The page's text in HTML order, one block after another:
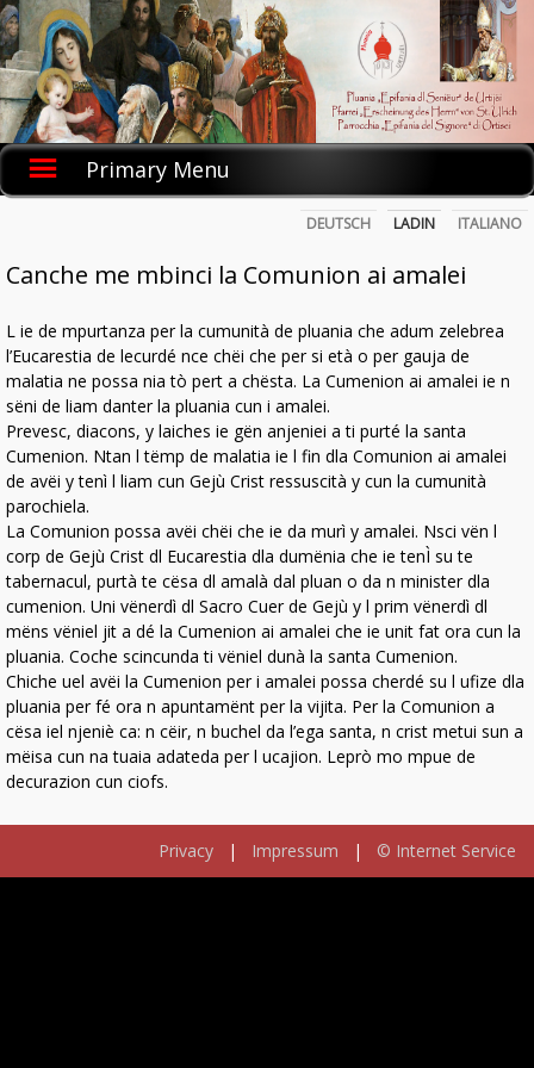
Skip
to
content
Primary Menu
DEUTSCH LADIN ITALIANO
Canche me mbinci la Comunion ai amalei
L ie de mpurtanza per la cumunità de pluania che adum zelebrea
l’Eucarestia de lecurdé nce chëi che per si età o per gauja de
malatia ne possa nia tò pert a chësta. La Cumenion ai amalei ie n
sëni de liam danter la pluania cun i amalei.
Prevesc, diacons, y laiches ie gën anjeniei a ti purté la santa
Cumenion. Ntan l tëmp de malatia ie l fin dla Comunion ai amalei
de avëi y tenì l liam cun Gejù Crist ressuscità y cun la cumunità
parochiela.
La Comunion possa avëi chëi che ie da murì y amalei. Nsci vën l
corp de Gejù Crist dl Eucarestia dla dumënia che ie tenÌ su te
tabernacul, purtà te cësa dl amalà dal pluan o da n minister dla
cumenion. Uni vënerdì dl Sacro Cuer de Gejù y l prim vënerdì dl
mëns vëniel jit a dé la Cumenion ai amalei che ie unit fat ora cun la
pluania. Coche scincunda ti vëniel dunà la santa Cumenion.
Chiche uel avëi la Cumenion per i amalei possa cherdé su l ufize dla
pluania per fé ora n apuntamënt per la vijita. Per la Comunion a
cësa iel njeniè ca: n cëir, n buchel da l’ega santa, n crist metui sun a
mëisa cun na tuaia adateda per l ucajion. Leprò mo mpue de
decurazion cun ciofs.
Privacy | Impressum | © Internet Service